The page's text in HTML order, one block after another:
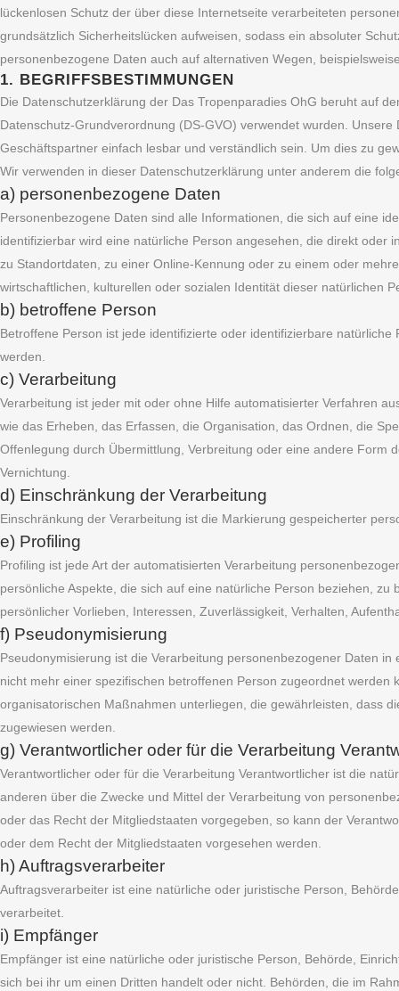
lückenlosen Schutz der über diese Internetseite verarbeiteten
grundsätzlich Sicherheitslücken aufweisen, sodass ein absoluter
personenbezogene Daten auch auf alternativen Wegen,
1. BEGRIFFSBESTIMMUNGEN
Die Datenschutzerklärung der Das Tropenparadies OhG beruht auf
Datenschutz-Grundverordnung (DS-GVO) verwendet wurden.
Geschäftspartner einfach lesbar und verständlich sein. Um dies zu
Wir verwenden in dieser Datenschutzerklärung unter anderem die
a) personenbezogene Daten
Personenbezogene Daten sind alle Informationen, die sich auf eine
identifizierbar wird eine natürliche Person angesehen, die direkt
zu Standortdaten, zu einer Online-Kennung oder zu einem oder
wirtschaftlichen, kulturellen oder sozialen Identität dieser natürlichen
b) betroffene Person
Betroffene Person ist jede identifizierte oder identifizierbare
werden.
c) Verarbeitung
Verarbeitung ist jeder mit oder ohne Hilfe automatisierter Verfahren
wie das Erheben, das Erfassen, die Organisation, das Ordnen, die
Offenlegung durch Übermittlung, Verbreitung oder eine andere Form
Vernichtung.
d) Einschränkung der Verarbeitung
Einschränkung der Verarbeitung ist die Markierung gespeicherter
e) Profiling
Profiling ist jede Art der automatisierten Verarbeitung
persönliche Aspekte, die sich auf eine natürliche Person beziehen,
persönlicher Vorlieben, Interessen, Zuverlässigkeit, Verhalten,
f) Pseudonymisierung
Pseudonymisierung ist die Verarbeitung personenbezogener Daten
nicht mehr einer spezifischen betroffenen Person zugeordnet
organisatorischen Maßnahmen unterliegen, die gewährleisten, dass
zugewiesen werden.
g) Verantwortlicher oder für die Verarbeitung
Verantwortlicher oder für die Verarbeitung Verantwortlicher ist die
anderen über die Zwecke und Mittel der Verarbeitung von
oder das Recht der Mitgliedstaaten vorgegeben, so kann der
oder dem Recht der Mitgliedstaaten vorgesehen werden.
h) Auftragsverarbeiter
Auftragsverarbeiter ist eine natürliche oder juristische Person,
verarbeitet.
i) Empfänger
Empfänger ist eine natürliche oder juristische Person, Behörde,
sich bei ihr um einen Dritten handelt oder nicht. Behörden, die im